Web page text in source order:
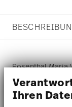
Ihren
Rosenthal Maria
cm, Porzellan